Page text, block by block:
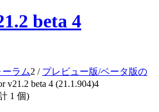
beta 4
ーラム2 / プレビュー版/ベータ版の
v21.2 beta 4 (21.1.904)4
1 個)